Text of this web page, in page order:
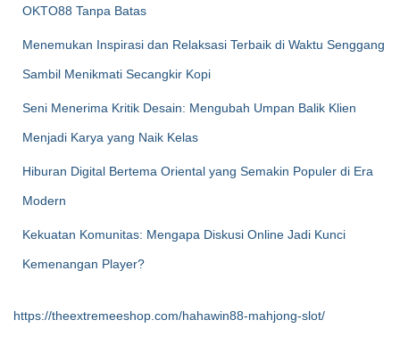
OKTO88 Tanpa Batas
Menemukan Inspirasi dan Relaksasi Terbaik di Waktu Senggang
Sambil Menikmati Secangkir Kopi
Seni Menerima Kritik Desain: Mengubah Umpan Balik Klien
Menjadi Karya yang Naik Kelas
Hiburan Digital Bertema Oriental yang Semakin Populer di Era
Modern
Kekuatan Komunitas: Mengapa Diskusi Online Jadi Kunci
Kemenangan Player?
https://theextremeeshop.com/hahawin88-mahjong-slot/